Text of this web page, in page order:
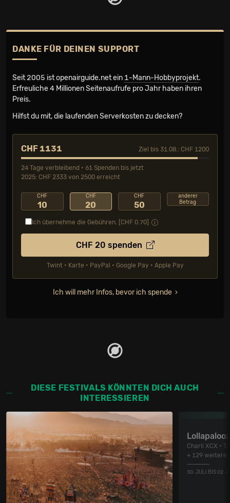
DANKE FÜR DEINEN SUPPORT
Seit 2005 ist openairguide.net ein 1-Mann-Hobbyprojekt.
Erfreuliche 4 Millionen Seiten­aufrufe pro Jahr haben ihren
Preis.
Hilfst du mit, die laufenden Serverkosten zu decken?
CHF 1131 Ziel bis 31.08.: CHF 1200
24 Tage verbleibend • 61 Spenden bis jetzt
2025: CHF 2333 von 2500 erreicht
CHF
10
CHF
20
CHF
50
anderer
Betrag
Ich übernehme die Gebühren. [CHF 0.70
CHF 20 spenden
Twint • Karte • PayPal • Google Pay • Apple Pay
Ich will mehr Infos, bevor ich spende
DIESE FESTIVALS KÖNNTEN DICH AUCH
INTERESSIEREN
Charli XCX •
+ 129 weitere
30. JULI BIS 02.